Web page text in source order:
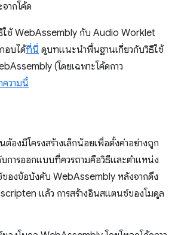
ากโค้ด
ใช้ WebAssembly กับ Audio Worklet
อบได้ที่นี่ ดูบทแนะนําพื้นฐานเกี่ยวกับวิธีใช้
(โดยเฉพาะโค้ดกาว
วามนี้
ต้องมีโครงสร้างเล็กน้อยเพื่อตั้งค่าอย่างถูก
บการออกแบบที่ควรถามคือวิธีและตำแหน่ง
องข้อบังคับ WebAssembly หลังจากดึง
แล้ว การสร้างอินสแตนซ์ของโมดูล